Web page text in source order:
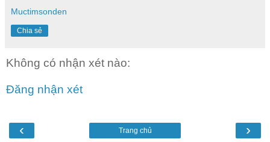
Muctimsonden
Chia sẻ
Không có nhận xét nào:
Đăng nhận xét
‹ ›
Trang chủ